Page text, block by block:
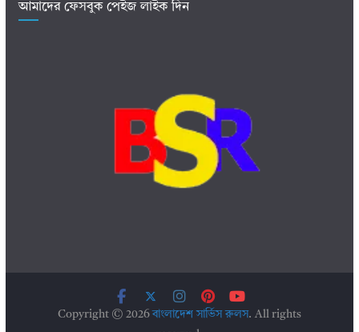
আমাদের ফেসবুক পেইজ লাইক দিন
Copyright © 2026বাংলাদেশ সার্ভিস রুলস. All rights